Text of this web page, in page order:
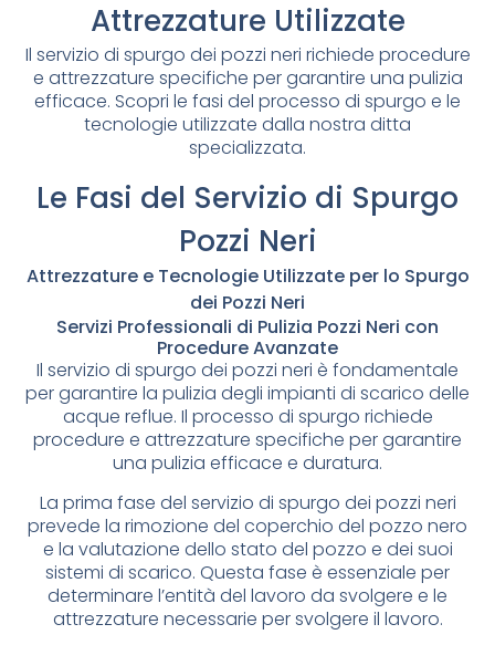
Attrezzature Utilizzate
Il servizio di spurgo dei pozzi neri richiede procedure
e attrezzature specifiche per garantire una pulizia
efficace. Scopri le fasi del processo di spurgo e le
tecnologie utilizzate dalla nostra ditta
specializzata.
Le Fasi del Servizio di Spurgo
Pozzi Neri
Attrezzature e Tecnologie Utilizzate per lo Spurgo
dei Pozzi Neri
Servizi Professionali di Pulizia Pozzi Neri con
Procedure Avanzate
Il servizio di spurgo dei pozzi neri è fondamentale
per garantire la pulizia degli impianti di scarico delle
acque reflue. Il processo di spurgo richiede
procedure e attrezzature specifiche per garantire
una pulizia efficace e duratura.
La prima fase del servizio di spurgo dei pozzi neri
prevede la rimozione del coperchio del pozzo nero
e la valutazione dello stato del pozzo e dei suoi
sistemi di scarico. Questa fase è essenziale per
determinare l’entità del lavoro da svolgere e le
attrezzature necessarie per svolgere il lavoro.